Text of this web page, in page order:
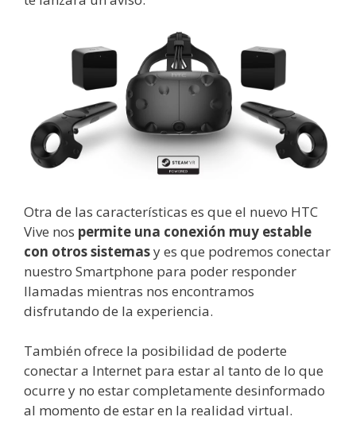
Otra de las características es que el nuevo HTC
Vive nos permite una conexión muy estable
con otros sistemasy es que podremos conectar
nuestro Smartphone para poder responder
llamadas mientras nos encontramos
disfrutando de la experiencia.
También ofrece la posibilidad de poderte
conectar a Internet para estar al tanto de lo que
ocurre y no estar completamente desinformado
al momento de estar en la realidad virtual.